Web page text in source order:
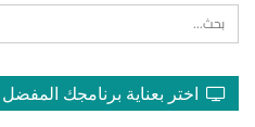
اختر بعناية برنامجك المفضل